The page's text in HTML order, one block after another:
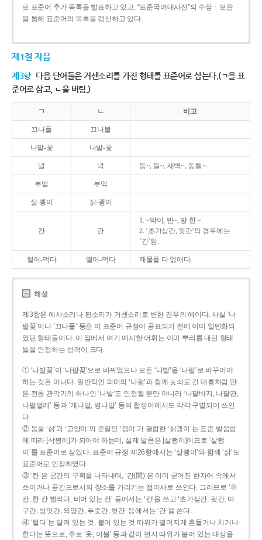
로 표준어 추가 목록을 발표하고 있고, “표준국어대사전”의 수정ㆍ보완
을 통해 표준어의 목록을 갱신하고 있다.
제1절 자음
제3항 다음 단어들은 거센소리를 가진 형태를 표준어로 삼는다.(ㄱ을 표
준어로 삼고, ㄴ을 버림.)
ㄱ ㄴ 비고
끄나풀 끄나불
나팔-꽃 나발-꽃
녘 녁 동~, 들~, 새벽~, 동틀 ~.
부엌 부억
살-쾡이 삵-괭이
칸 간
1. ~막이, 빈~, 방 한 ~.
2. ‘초가삼간, 윗간’의 경우에는
‘간’임.
털어-먹다 떨어-먹다 재물을 다 없애다.
해설
제3항은 예사소리나 된소리가 거센소리로 변한 경우의 예이다. 사실 ‘나
팔꽃’이나 ‘끄나풀’ 등은 이 표준어 규정이 공표되기 전에 이미 일반화되
었던 형태들이다. 이 점에서 여기 예시한 어휘는 이미 뿌리를 내린 형태
들을 인정하는 성격이 크다.
① ‘나발꽃’이 ‘나팔꽃’으로 바뀌었으나 모든 ‘나발’을 ‘나팔’로 바꾸어야
하는 것은 아니다. 일반적인 의미의 ‘나팔’과 함께 놋쇠로 긴 대롱처럼 만
든 전통 관악기의 하나인 ‘나발’도 인정될 뿐만 아니라 ‘나팔바지, 나팔관,
나팔벌레’ 등과 ‘개나발, 병나발’ 등의 합성어에서도 각각 구별되어 쓰인
다.
② 동물 ‘삵’과 ‘고양이’의 준말인 ‘괭이’가 결합한 ‘삵괭이’는 표준 발음법
에 따라 [삭꽹이]가 되어야 하는데, 실제 발음은 [살쾡이]이므로 ‘살쾡
이’를 표준어로 삼았다. 표준어 규정 제26항에서는 ‘살쾡이’와 함께 ‘삵’도
표준어로 인정하였다.
③ ‘칸’은 공간의 구획을 나타내며, ‘간(間)’은 이미 굳어진 한자어 속에서
쓰이거나 공간으로서의 장소를 가리키는 접미사로 쓰인다. 그러므로 ‘위
칸, 한 칸 벌리다, 비어 있는 칸’ 등에서는 ‘칸’을 쓰고 ‘초가삼간, 뒷간, 마
구간, 방앗간, 외양간, 푸줏간, 헛간’ 등에서는 ‘간’을 쓴다.
④ ‘털다’는 달려 있는 것, 붙어 있는 것 따위가 떨어지게 흔들거나 치거나
한다는 뜻으로, 주로 ‘옷, 이불’ 등과 같이 먼지 따위가 붙어 있는 대상을